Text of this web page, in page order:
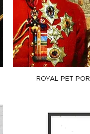
ROYAL PET